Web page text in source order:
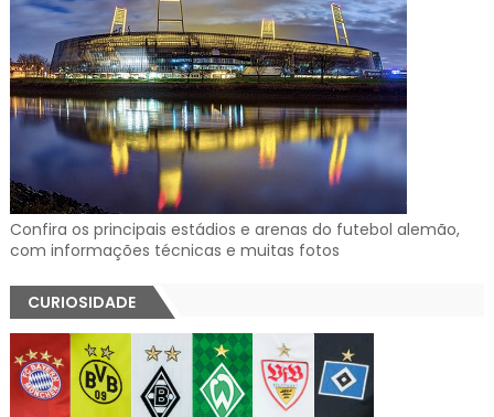
Confira os principais estádios e arenas do futebol alemão,
com informações técnicas e muitas fotos
CURIOSIDADE